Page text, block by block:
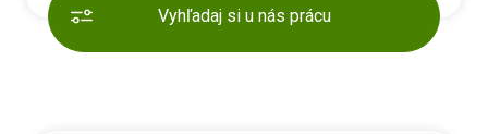
Vyhľadaj si u nás prácu